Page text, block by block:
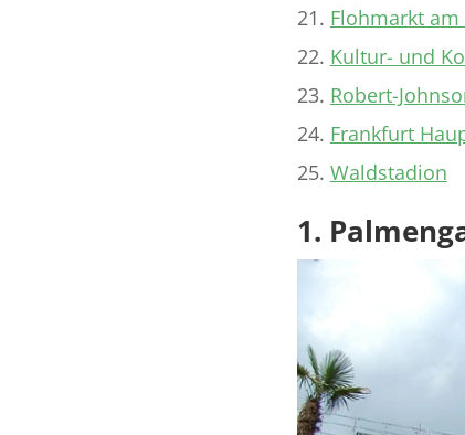
Flohmarkt am
Kultur- und
Robert-
Frankfurt
Waldstadion
1.